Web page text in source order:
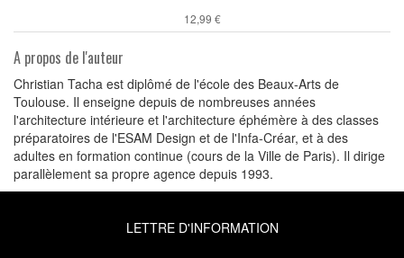
12,99 €
A propos de l'auteur
Christian Tacha est diplômé de l'école des Beaux-Arts de
Toulouse. Il enseigne depuis de nombreuses années
l'architecture intérieure et l'architecture éphémère à des classes
préparatoires de l'ESAM Design et de l'Infa-Créar, et à des
adultes en formation continue (cours de la Ville de Paris). Il dirige
parallèlement sa propre agence depuis 1993.
LETTRE D'INFORMATION